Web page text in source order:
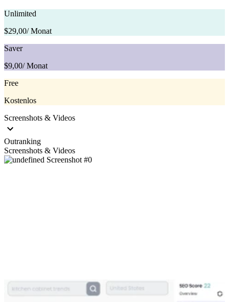
Unlimited
$29,00/ Monat
Saver
$9,00/ Monat
Free
Kostenlos
Screenshots & Videos
Outranking
Screenshots & Videos